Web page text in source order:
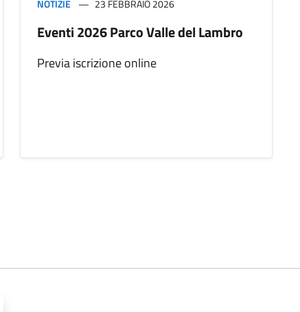
NOTIZIE 23 FEBBRAIO 2026
Eventi 2026 Parco Valle del Lambro
Previa iscrizione online